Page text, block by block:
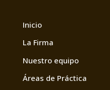
Inicio
La Firma
Nuestro equipo
Áreas de Práctica